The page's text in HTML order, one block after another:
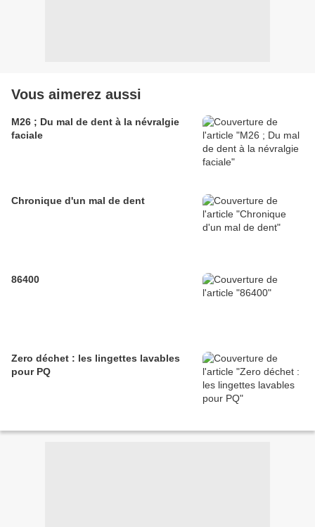
Vous aimerez aussi
M26 ; Du mal de dent à la névralgie
faciale
Chronique d'un mal de dent
86400
Zero déchet : les lingettes lavables
pour PQ